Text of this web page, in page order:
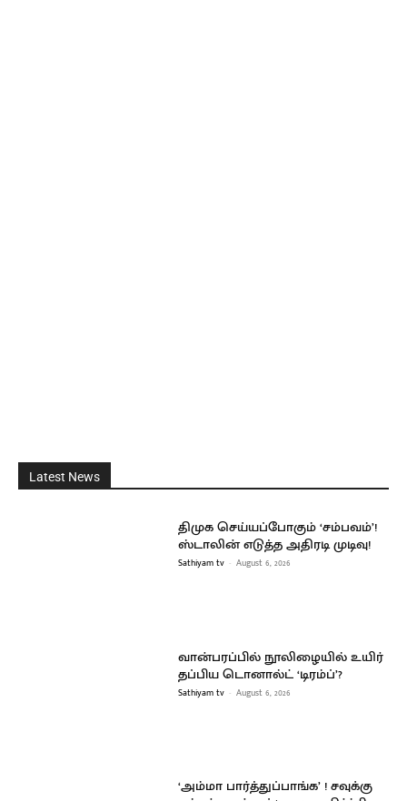
Latest News
திமுக செய்யப்போகும் ‘சம்பவம்’!
ஸ்டாலின் எடுத்த அதிரடி முடிவு!
Sathiyam tv - August 6, 2026
வான்பரப்பில் நூலிழையில் உயிர்
தப்பிய டொனால்ட் ‘டிரம்ப்’?
Sathiyam tv - August 6, 2026
‘அம்மா பார்த்துப்பாங்க’ ! சவுக்கு